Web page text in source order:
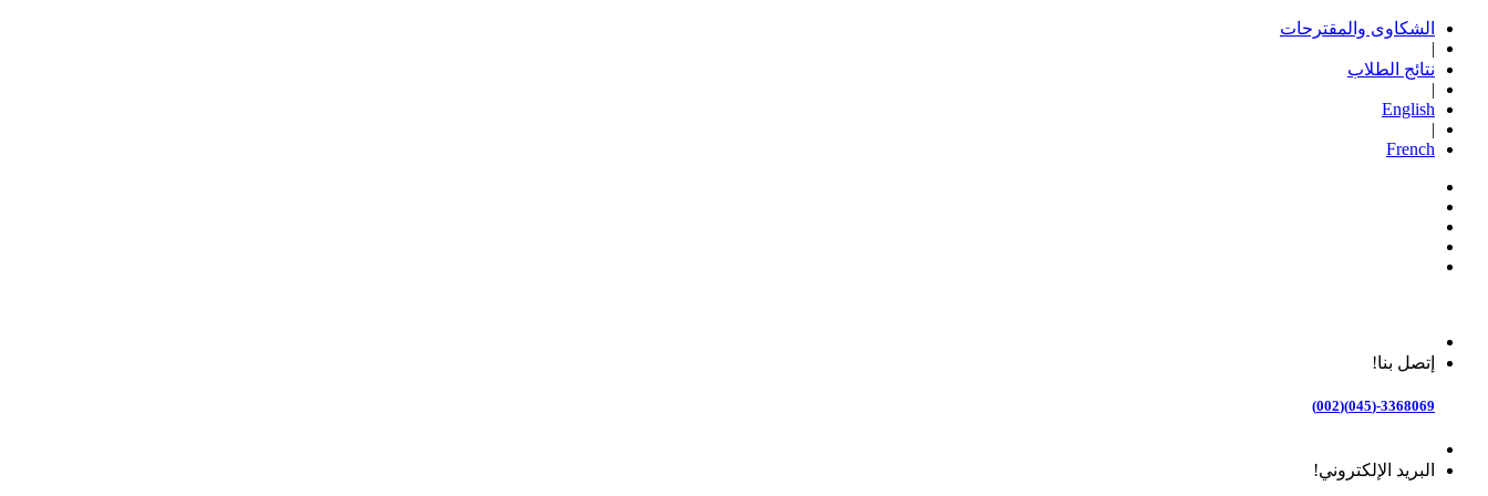
الشكاوى والمقترحات
|
نتائج الطلاب
|
English
|
French
إتصل بنا!
3368069-(045)(002)
البريد الإلكتروني!